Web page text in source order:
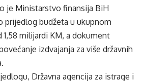
je Ministarstvo finansija BiH
prijedlog budžeta u ukupnom
1,58 milijardi KM, a dokument
izdvajanja za više državnih
Državna agencija za istrage i